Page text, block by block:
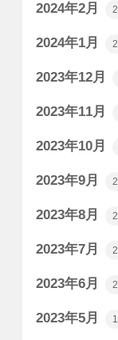
2024年2月 2
2024年1月 2
2023年12月
2023年11月
2023年10月
2023年9月 2
2023年8月 2
2023年7月 2
2023年6月 2
2023年5月 1